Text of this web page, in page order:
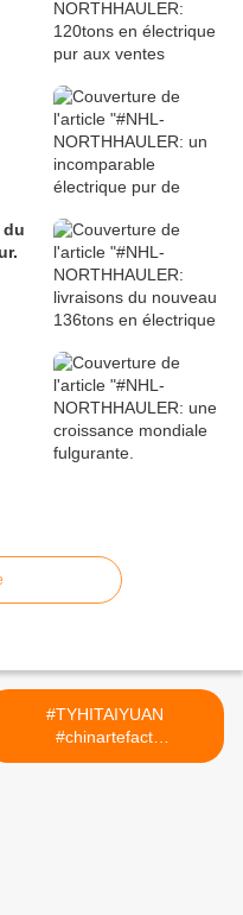
du
#TYHITAIYUAN
#chinartefact
#CSINATECH4.02025 >